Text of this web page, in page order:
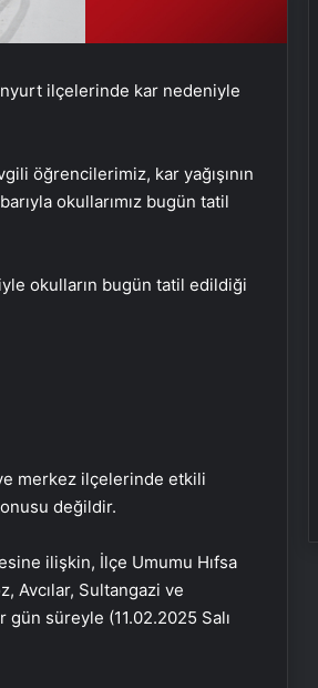
ilçelerinde kar nedeniyle
öğrencilerimiz, kar yağışının
okullarımız bugün tatil
okulların bugün tatil edildiği
merkez ilçelerinde etkili
değildir.
ilişkin, İlçe Umumu Hıfsa
Avcılar, Sultangazi ve
süreyle (11.02.2025 Salı
TÜRK yılın televizyonu seçildi…
Demirören Medya TV Grup
suikast’ ihbarı yaptığı
edilmişti: EGM’den ‘Tengioğlu’